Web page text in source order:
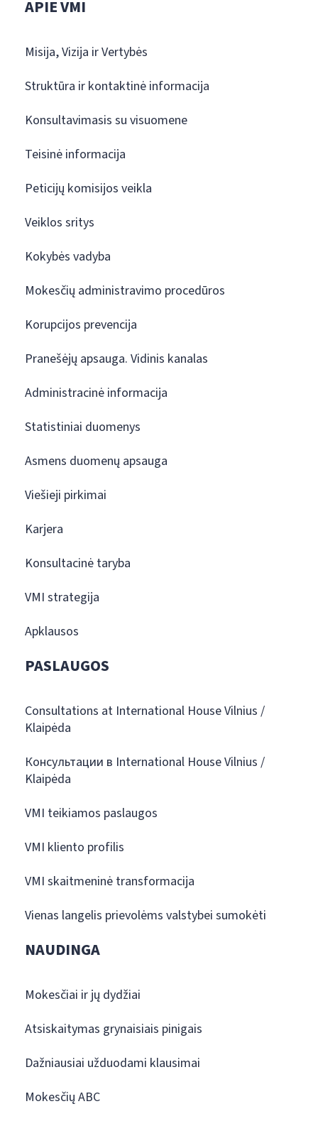
APIE VMI
Misija, Vizija ir Vertybės
Struktūra ir kontaktinė informacija
Konsultavimasis su visuomene
Teisinė informacija
Peticijų komisijos veikla
Veiklos sritys
Kokybės vadyba
Mokesčių administravimo procedūros
Korupcijos prevencija
Pranešėjų apsauga. Vidinis kanalas
Administracinė informacija
Statistiniai duomenys
Asmens duomenų apsauga
Viešieji pirkimai
Karjera
Konsultacinė taryba
VMI strategija
Apklausos
PASLAUGOS
Consultations at International House Vilnius /
Klaipėda
Консультации в International House Vilnius /
Klaipėda
VMI teikiamos paslaugos
VMI kliento profilis
VMI skaitmeninė transformacija
Vienas langelis prievolėms valstybei sumokėti
NAUDINGA
Mokesčiai ir jų dydžiai
Atsiskaitymas grynaisiais pinigais
Dažniausiai užduodami klausimai
Mokesčių ABC